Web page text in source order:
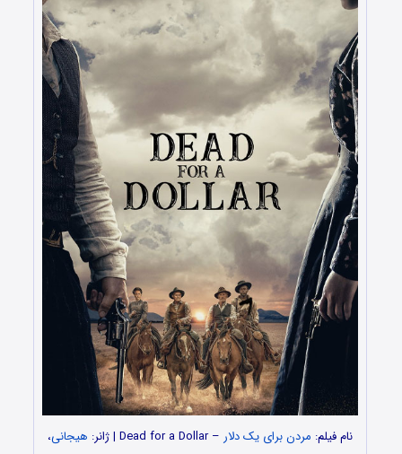
نام فیلم: مردن برای یک دلار – Dead for a Dollar | ژانر: هیجانی،